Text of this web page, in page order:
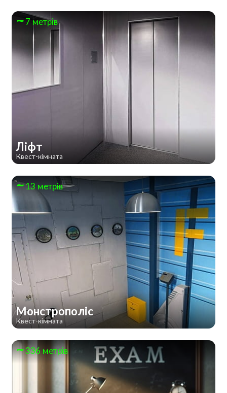
7 метрів
Ліфт
Квест-кімната
13 метрів
Монстрополіс
Квест-кімната
336 метрів